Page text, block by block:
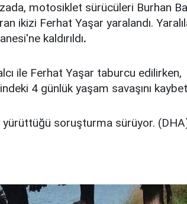
motosiklet sürücüleri Burhan
ikizi Ferhat Yaşar yaralandı.
kaldırıldı.
ile Ferhat Yaşar taburcu edilirken,
4 günlük yaşam savaşını
soruşturma sürüyor.